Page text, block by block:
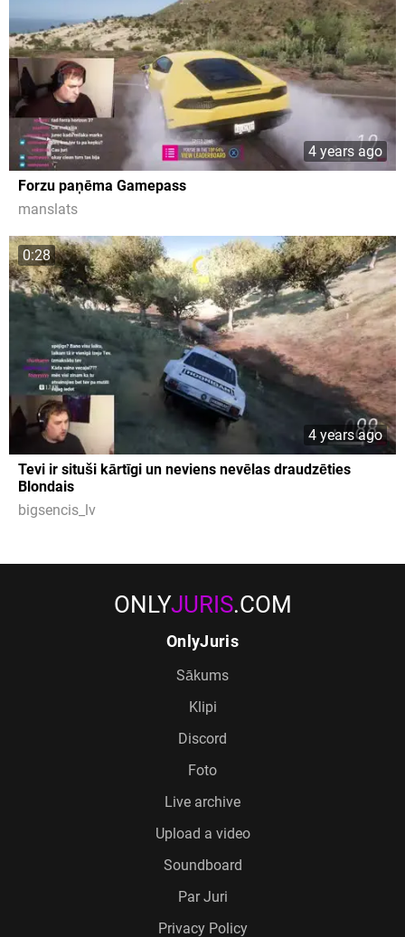
4 years ago
Forzu paņēma Gamepass
manslats
0:28
4 years ago
Tevi ir situši kārtīgi un neviens nevēlas draudzēties
Blondais
bigsencis_lv
ONLYJURIS.COM
OnlyJuris
Sākums
Klipi
Discord
Foto
Live archive
Upload a video
Soundboard
Par Juri
Privacy Policy